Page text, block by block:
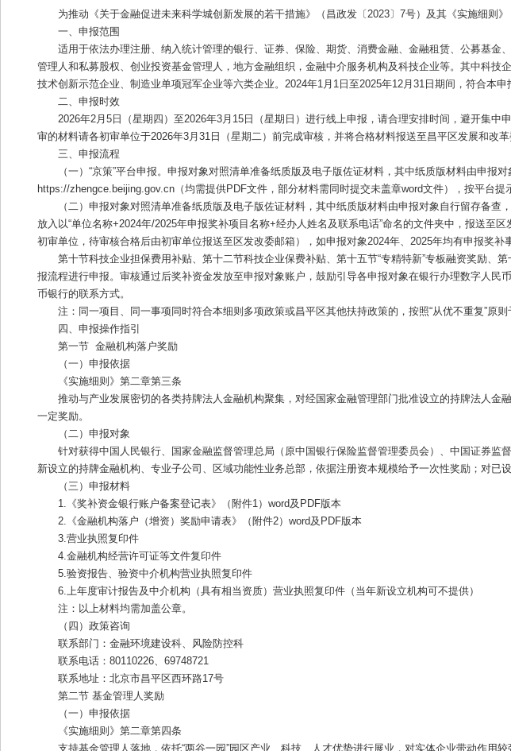
为推动《关于金融促进未来科学城创新发展的若干措施》（昌政发〔2023〕7号）及其《实施细则
一、申报范围
适用于依法办理注册、纳入统计管理的银行、证券、保险、期货、消费金融、金融租赁、公募基
管理人和私募股权、创业投资基金管理人，地方金融组织，金融中介服务机构及科技企业等。其中科技
技术创新示范企业、制造业单项冠军企业等六类企业。2024年1月1日至2025年12月31日期间，符合本
二、申报时效
2026年2月5日（星期四）至2026年3月15日（星期日）进行线上申报，请合理安排时间，避开集
审的材料请各初审单位于2026年3月31日（星期二）前完成审核，并将合格材料报送至昌平区发展和改
三、申报流程
（一）“京策”平台申报。申报对象对照清单准备纸质版及电子版佐证材料，其中纸质版材料由申
https://zhengce.beijing.gov.cn（均需提供PDF文件，部分材料需同时提交未盖章word文件），按平台提
（二）申报对象对照清单准备纸质版及电子版佐证材料，其中纸质版材料由申报对象自行留存备
放入以“单位名称+2024年/2025年申报奖补项目名称+经办人姓名及联系电话”命名的文件夹中，报送
初审单位，待审核合格后由初审单位报送至区发改委邮箱），如申报对象2024年、2025年均有申报奖补
第十节科技企业担保费用补贴、第十二节科技企业保费补贴、第十五节“专精特新”专板融资奖励
报流程进行申报。审核通过后奖补资金发放至申报对象账户，鼓励引导各申报对象在银行办理数字人
币银行的联系方式。
注：同一项目、同一事项同时符合本细则多项政策或昌平区其他扶持政策的，按照“从优不重复”原
四、申报操作指引
第一节  金融机构落户奖励
（一）申报依据
《实施细则》第二章第三条
推动与产业发展密切的各类持牌法人金融机构聚集，对经国家金融管理部门批准设立的持牌法人
一定奖励。
（二）申报对象
针对获得中国人民银行、国家金融监督管理总局（原中国银行保险监督管理委员会）、中国证券
新设立的持牌金融机构、专业子公司、区域功能性业务总部，依据注册资本规模给予一次性奖励；对已
（三）申报材料
1.《奖补资金银行账户备案登记表》（附件1）word及PDF版本
2.《金融机构落户（增资）奖励申请表》（附件2）word及PDF版本
3.营业执照复印件
4.金融机构经营许可证等文件复印件
5.验资报告、验资中介机构营业执照复印件
6.上年度审计报告及中介机构（具有相当资质）营业执照复印件（当年新设立机构可不提供）
注：以上材料均需加盖公章。
（四）政策咨询
联系部门：金融环境建设科、风险防控科
联系电话：80110226、69748721
联系地址：北京市昌平区西环路17号
第二节 基金管理人奖励
（一）申报依据
《实施细则》第二章第四条
支持基金管理人落地，依托“两谷一园”园区产业、科技、人才优势进行展业，对实体企业带动作用